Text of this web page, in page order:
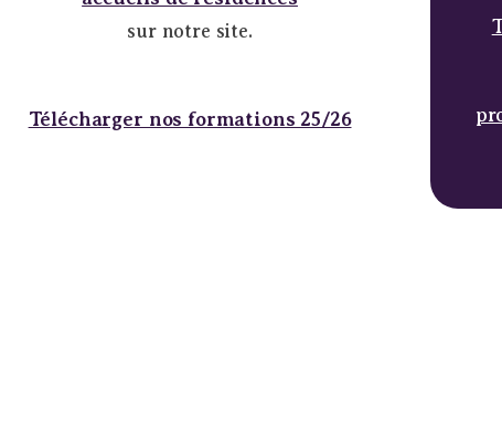
sur notre site.
Télécharger nos formations 25/26